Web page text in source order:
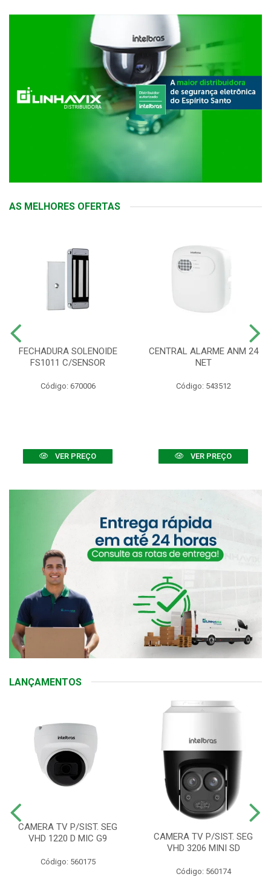
AS MELHORES OFERTAS
FECHADURA SOLENOIDE
FS1011 C/SENSOR
Código: 670006
VER PREÇO
CENTRAL ALARME ANM 24
NET
Código: 543512
VER PREÇO
LANÇAMENTOS
CAMERA TV P/SIST. SEG
VHD 1220 D MIC G9
Código: 560175
CAMERA TV P/SIST. SEG
VHD 3206 MINI SD
Código: 560174